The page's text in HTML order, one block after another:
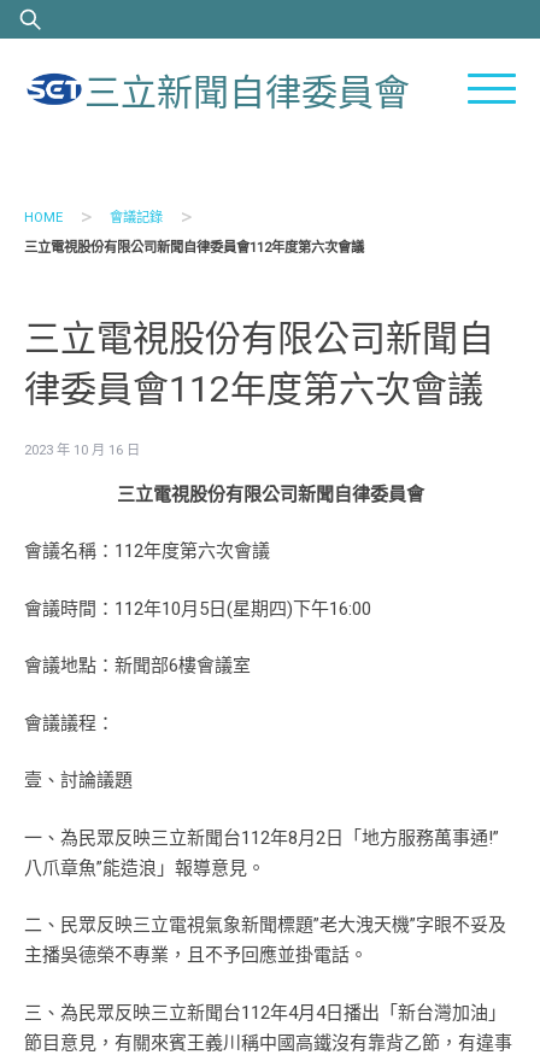
Skip
to
content
尋
三立新聞自律委員會
HOME > 會議記錄 >
三立電視股份有限公司新聞自律委員會112年度第六次會議
三立電視股份有限公司新聞自
律委員會112年度第六次會議
2023 年 10 月 16 日
三立電視股份有限公司新聞自律委員會
會議名稱：112年度第六次會議
會議時間：112年10月5日(星期四)下午16:00
會議地點：新聞部6樓會議室
會議議程：
壹、討論議題
一、為民眾反映三立新聞台112年8月2日「地方服務萬事通!”
八爪章魚”能造浪」報導意見。
二、民眾反映三立電視氣象新聞標題”老大洩天機”字眼不妥及
主播吳德榮不專業，且不予回應並掛電話。
三、為民眾反映三立新聞台112年4月4日播出「新台灣加油」
節目意見，有關來賓王義川稱中國高鐵沒有靠背乙節，有違事